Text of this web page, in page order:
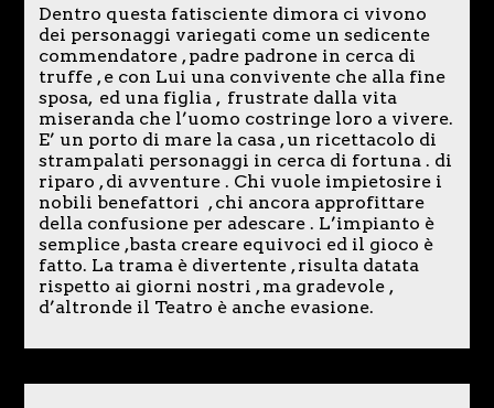
Dentro questa fatisciente dimora ci vivono
dei personaggi variegati come un sedicente
commendatore , padre padrone in cerca di
truffe , e con Lui una convivente che alla fine
sposa, ed una figlia , frustrate dalla vita
miseranda che l’uomo costringe loro a vivere.
E’ un porto di mare la casa , un ricettacolo di
strampalati personaggi in cerca di fortuna . di
riparo , di avventure . Chi vuole impietosire i
nobili benefattori , chi ancora approfittare
della confusione per adescare . L’impianto è
semplice ,basta creare equivoci ed il gioco è
fatto. La trama è divertente , risulta datata
rispetto ai giorni nostri , ma gradevole ,
d’altronde il Teatro è anche evasione.